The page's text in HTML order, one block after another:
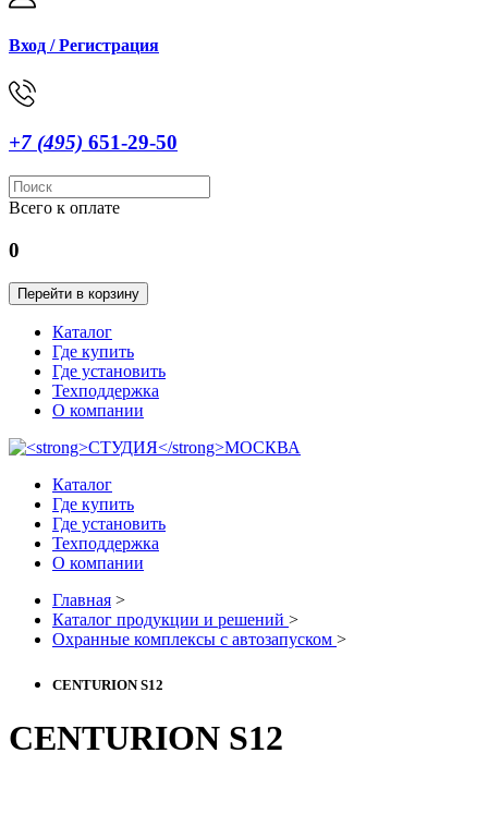
Вход / Регистрация
+7 (495) 651-29-50
Всего к оплате
0
Перейти в корзину
Каталог
Где купить
Где установить
Техподдержка
О компании
Каталог
Где купить
Где установить
Техподдержка
О компании
Главная >
Каталог продукции и решений >
Охранные комплексы с автозапуском >
CENTURION S12
CENTURION S12